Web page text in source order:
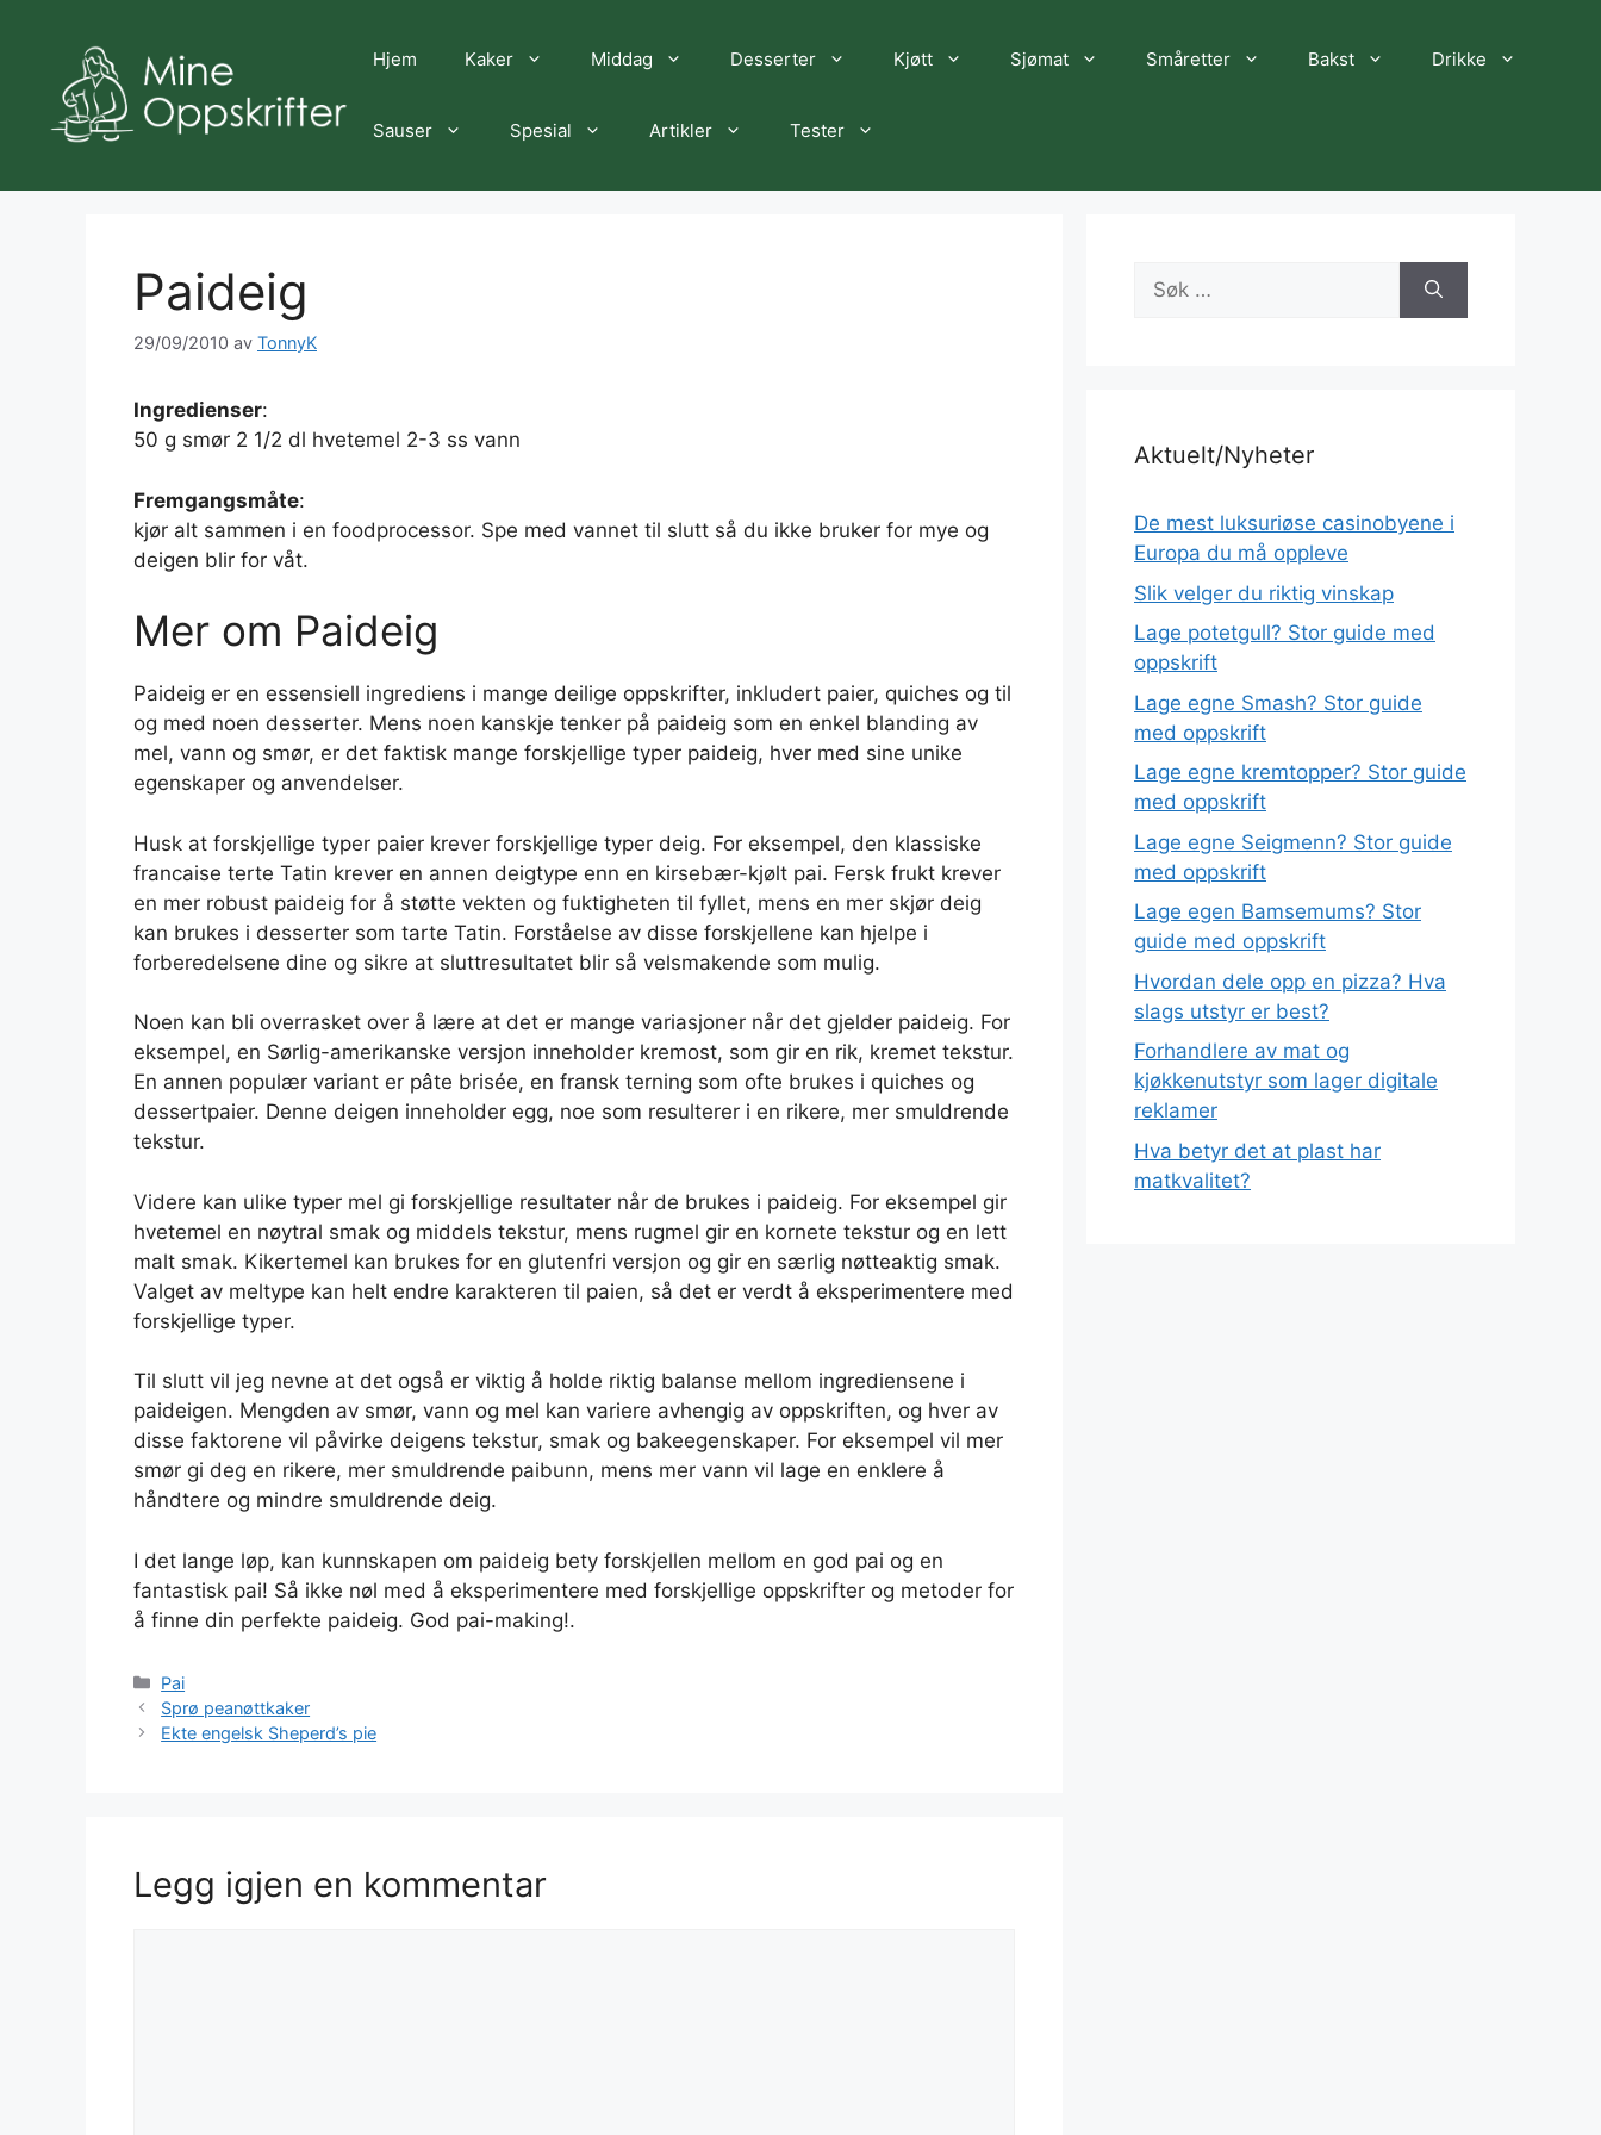
Hjem Kaker Middag Desserter Kjøtt Sjømat Småretter Bakst Drikke
Sauser Spesial Artikler Tester
Paideig
29/09/2010 av TonnyK
Ingredienser:
50 g smør 2 1/2 dl hvetemel 2-3 ss vann
Fremgangsmåte:
kjør alt sammen i en foodprocessor. Spe med vannet til slutt så du ikke bruker for mye og
deigen blir for våt.
Mer om Paideig
Paideig er en essensiell ingrediens i mange deilige oppskrifter, inkludert paier, quiches og til
og med noen desserter. Mens noen kanskje tenker på paideig som en enkel blanding av
mel, vann og smør, er det faktisk mange forskjellige typer paideig, hver med sine unike
egenskaper og anvendelser.
Husk at forskjellige typer paier krever forskjellige typer deig. For eksempel, den klassiske
francaise terte Tatin krever en annen deigtype enn en kirsebær-kjølt pai. Fersk frukt krever
en mer robust paideig for å støtte vekten og fuktigheten til fyllet, mens en mer skjør deig
kan brukes i desserter som tarte Tatin. Forståelse av disse forskjellene kan hjelpe i
forberedelsene dine og sikre at sluttresultatet blir så velsmakende som mulig.
Noen kan bli overrasket over å lære at det er mange variasjoner når det gjelder paideig. For
eksempel, en Sørlig-amerikanske versjon inneholder kremost, som gir en rik, kremet tekstur.
En annen populær variant er pâte brisée, en fransk terning som ofte brukes i quiches og
dessertpaier. Denne deigen inneholder egg, noe som resulterer i en rikere, mer smuldrende
tekstur.
Videre kan ulike typer mel gi forskjellige resultater når de brukes i paideig. For eksempel gir
hvetemel en nøytral smak og middels tekstur, mens rugmel gir en kornete tekstur og en lett
malt smak. Kikertemel kan brukes for en glutenfri versjon og gir en særlig nøtteaktig smak.
Valget av meltype kan helt endre karakteren til paien, så det er verdt å eksperimentere med
forskjellige typer.
Til slutt vil jeg nevne at det også er viktig å holde riktig balanse mellom ingrediensene i
paideigen. Mengden av smør, vann og mel kan variere avhengig av oppskriften, og hver av
disse faktorene vil påvirke deigens tekstur, smak og bakeegenskaper. For eksempel vil mer
smør gi deg en rikere, mer smuldrende paibunn, mens mer vann vil lage en enklere å
håndtere og mindre smuldrende deig.
I det lange løp, kan kunnskapen om paideig bety forskjellen mellom en god pai og en
fantastisk pai! Så ikke nøl med å eksperimentere med forskjellige oppskrifter og metoder for
å finne din perfekte paideig. God pai-making!.
Kategorier
Pai
Sprø peanøttkaker
Ekte engelsk Sheperd’s pie
Legg igjen en kommentar
Søk
etter:
Aktuelt/Nyheter
De mest luksuriøse casinobyene i
Europa du må oppleve
Slik velger du riktig vinskap
Lage potetgull? Stor guide med
oppskrift
Lage egne Smash? Stor guide
med oppskrift
Lage egne kremtopper? Stor guide
med oppskrift
Lage egne Seigmenn? Stor guide
med oppskrift
Lage egen Bamsemums? Stor
guide med oppskrift
Hvordan dele opp en pizza? Hva
slags utstyr er best?
Forhandlere av mat og
kjøkkenutstyr som lager digitale
reklamer
Hva betyr det at plast har
matkvalitet?